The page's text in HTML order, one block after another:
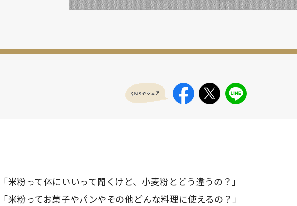
「米粉って体にいいって聞くけど、小麦粉とどう違うの？」
「米粉ってお菓子やパンやその他どんな料理に使えるの？」